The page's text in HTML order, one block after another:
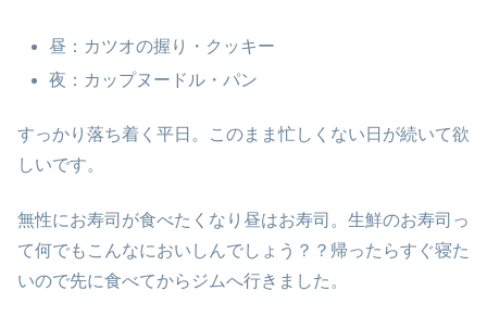
昼：カツオの握り・クッキー
夜：カップヌードル・パン
すっかり落ち着く平日。このまま忙しくない日が続いて欲
しいです。
無性にお寿司が食べたくなり昼はお寿司。生鮮のお寿司っ
て何でもこんなにおいしんでしょう？？帰ったらすぐ寝た
いので先に食べてからジムへ行きました。